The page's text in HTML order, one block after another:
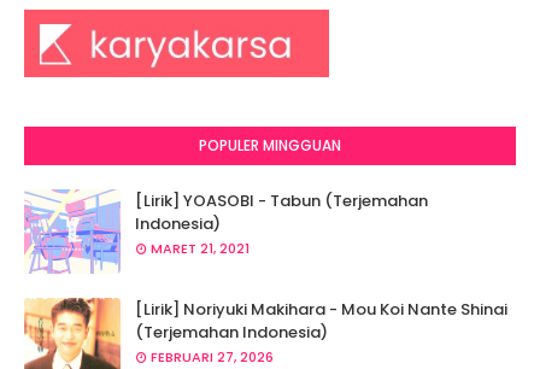
POPULER MINGGUAN
[Lirik] YOASOBI - Tabun (Terjemahan
Indonesia)
MARET 21, 2021
[Lirik] Noriyuki Makihara - Mou Koi Nante Shinai
(Terjemahan Indonesia)
FEBRUARI 27, 2026